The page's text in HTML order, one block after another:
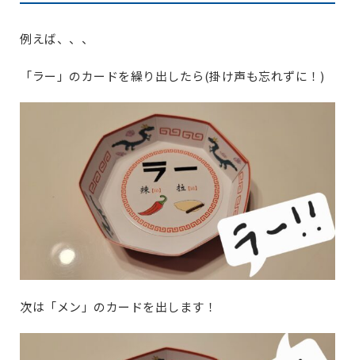
例えば、、、
「ラー」のカードを繰り出したら(掛け声も忘れずに！)
次は「メン」のカードを出します！